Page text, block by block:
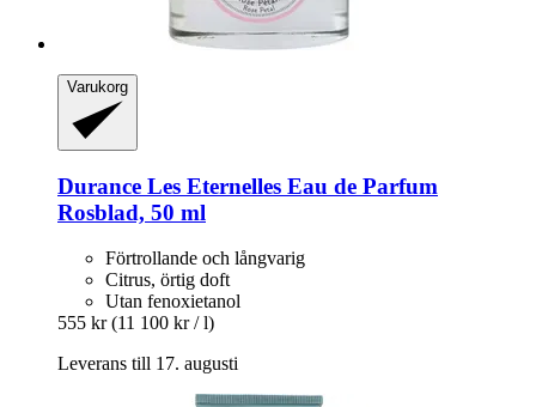
Varukorg
Durance Les Eternelles Eau de Parfum
Rosblad, 50 ml
Förtrollande och långvarig
Citrus, örtig doft
Utan fenoxietanol
555 kr (11 100 kr / l)
Leverans till 17. augusti